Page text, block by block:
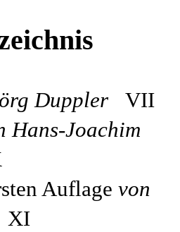
Duppler VII
Hans-Joachim
Auflage von
XI